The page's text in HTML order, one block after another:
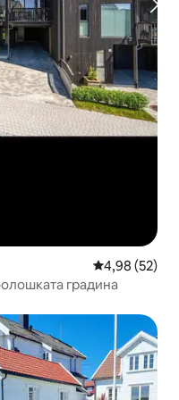
Просечна
4,98 (52)
градина